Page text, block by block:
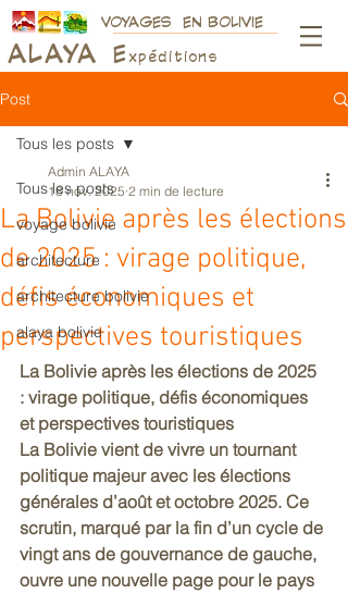
VOYAGES EN BOLIVIE
ALAYA E xpéditions
Post
Tous les posts
voyage bolivie
architecture
architecture bolivie
alaya bolivie
Tous les posts
La Bolivie après les élections
de 2025 : virage politique,
défis économiques et
perspectives touristiques
Admin ALAYA
18 nov. 2025 2 min de lecture
La Bolivie après les élections de 2025
: virage politique, défis économiques
et perspectives touristiques
La Bolivie vient de vivre un tournant
politique majeur avec les élections
générales d’août et octobre 2025. Ce
scrutin, marqué par la fin d’un cycle de
vingt ans de gouvernance de gauche,
ouvre une nouvelle page pour le pays